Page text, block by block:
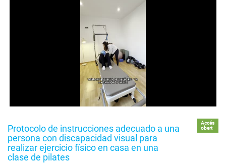
Protocolo de instrucciones adecuado a una
persona con discapacidad visual para
realizar ejercicio físico en casa en una
clase de pilates
Accés
obert